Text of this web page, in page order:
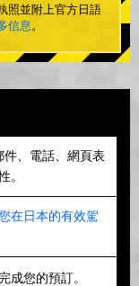
照並附上官方日語
信息。
、電話、網頁表
。
在日本的有效駕
成您的預訂。